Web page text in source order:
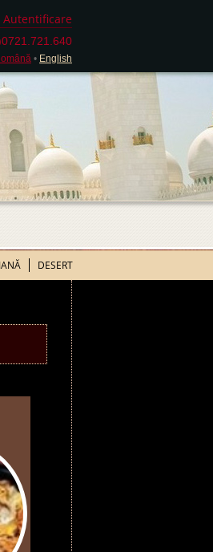
Autentificare
• English
DESERT